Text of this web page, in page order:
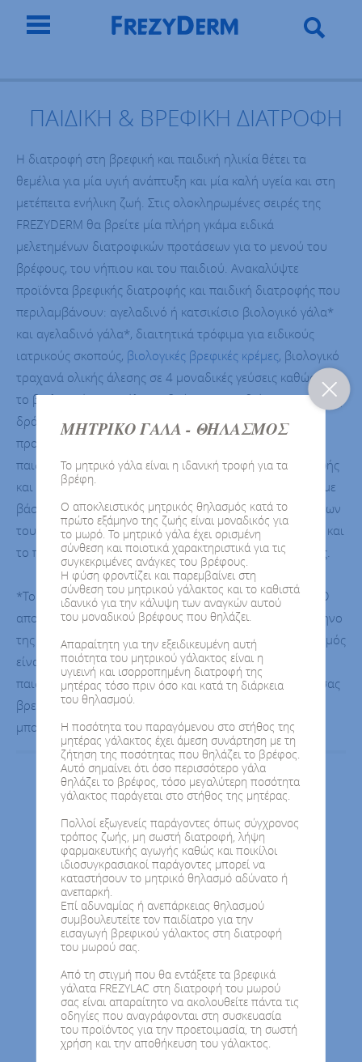
ΠΑΙΔΙΚΗ & ΒΡΕΦΙΚΗ ΔΙΑΤΡΟΦΗ
ΜΗΤΡΙΚΟ ΓΑΛΑ - ΘΗΛΑΣΜΟΣ
Το μητρικό γάλα είναι η ιδανική τροφή για τα
βρέφη.
Ο αποκλειστικός μητρικός θηλασμός κατά το
πρώτο εξάμηνο της ζωής είναι μοναδικός για
το μωρό. Το μητρικό γάλα έχει ορισμένη
σύνθεση και ποιοτικά χαρακτηριστικά για τις
συγκεκριμένες ανάγκες του βρέφους.
Η φύση φροντίζει και παρεμβαίνει στη
σύνθεση του μητρικού γάλακτος και το καθιστά
ιδανικό για την κάλυψη των αναγκών αυτού
του μοναδικού βρέφους που θηλάζει.
Απαραίτητη για την εξειδικευμένη αυτή
ποιότητα του μητρικού γάλακτος είναι η
υγιεινή και ισορροπημένη διατροφή της
μητέρας τόσο πριν όσο και κατά τη διάρκεια
του θηλασμού.
Η ποσότητα του παραγόμενου στο στήθος της
μητέρας γάλακτος έχει άμεση συνάρτηση με τη
ζήτηση της ποσότητας που θηλάζει το βρέφος.
Αυτό σημαίνει ότι όσο περισσότερο γάλα
θηλάζει το βρέφος, τόσο μεγαλύτερη ποσότητα
γάλακτος παράγεται στο στήθος της μητέρας.
Πολλοί εξωγενείς παράγοντες όπως σύγχρονος
τρόπος ζωής, μη σωστή διατροφή, λήψη
φαρμακευτικής αγωγής καθώς και ποικίλοι
ιδιοσυγκρασιακοί παράγοντες μπορεί να
καταστήσουν το μητρικό θηλασμό αδύνατο ή
ανεπαρκή.
Επί αδυναμίας ή ανεπάρκειας θηλασμού
συμβουλευτείτε τον παιδίατρο για την
εισαγωγή βρεφικού γάλακτος στη διατροφή
του μωρού σας.
Από τη στιγμή που θα εντάξετε τα βρεφικά
γάλατα FREZYLAC στη διατροφή του μωρού
σας είναι απαραίτητο να ακολουθείτε πάντα τις
οδηγίες που αναγράφονται στη συσκευασία
του προϊόντος για την προετοιμασία, τη σωστή
χρήση και την αποθήκευση του γάλακτος.
Η διατροφή στη βρεφική και παιδική ηλικία θέτει τα
θεμέλια για μία υγιή ανάπτυξη και μία καλή υγεία και στη
μετέπειτα ενήλικη ζωή. Στις ολοκληρωμένες σειρές της
FREZYDERM θα βρείτε μία πλήρη γκάμα ειδικά
μελετημένων διατροφικών προτάσεων για το μενού του
βρέφους, του νήπιου και του παιδιού. Ανακαλύψτε
προϊόντα βρεφικής διατροφής και παιδική διατροφής που
περιλαμβάνουν: αγελαδινό ή κατσικίσιο βιολογικό γάλα*
και αγελαδινό γάλα*, διαιτητικά τρόφιμα για ειδικούς
ιατρικούς σκοπούς, βιολογικές βρεφικές κρέμες, βιολογικό
τραχανά ολικής άλεσης σε 4 μοναδικές γεύσεις καθώς και
το βιολογικό χαμομήλι για βρέφη και παιδιά με ευεργετική
δράση στον οργανισμό και την καλή υγεία τους. Δώστε
προστιθέμενη αξία στα γεύματα του μωρού και του
παιδιού με εξειδικευμένες προτάσεις βρεφικής διατροφής
και με λύσεις παιδικής διατροφής ειδικά σχεδιασμένες με
βάση τις απαιτητικές και ιδιαίτερες ανάγκες των γευμάτων
τους. Δημιουργήστε το κατάλληλο γεύμα για το βρέφος και
το παιδί πάντα κατόπιν συμβουλής του παιδίατρου σας.
*Το μητρικό γάλα είναι η ιδανική τροφή για τα βρέφη. Ο
αποκλειστικός μητρικός θηλασμός κατά το πρώτο εξάμηνο
της ζωής είναι ιδανικός για το μωρό σας. Όταν ο θηλασμός
είναι αδύνατος ή δεν επαρκεί συμβουλευτείτε τον
παιδίατρο για την εισαγωγή στη διατροφή του μωρού σας
βρεφικού γάλακτος. Η έναρξη διατροφής με μπιμπερό
μπορεί να έχει αρνητικές επιπτώσεις στον θηλασμό.
1 2 3